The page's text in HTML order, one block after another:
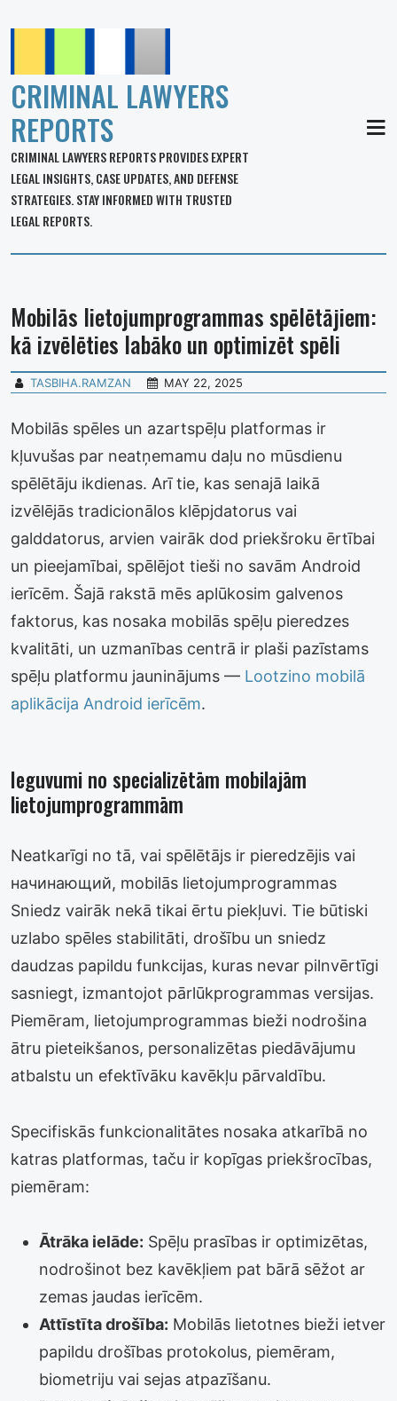
CRIMINAL LAWYERS
REPORTS
CRIMINAL LAWYERS REPORTS PROVIDES EXPERT
LEGAL INSIGHTS, CASE UPDATES, AND DEFENSE
STRATEGIES. STAY INFORMED WITH TRUSTED
LEGAL REPORTS.
Mobilās lietojumprogrammas spēlētājiem:
kā izvēlēties labāko un optimizēt spēli
TASBIHA.RAMZAN MAY 22, 2025
Mobilās spēles un azartspēļu platformas ir
kļuvušas par neatņemamu daļu no mūsdienu
spēlētāju ikdienas. Arī tie, kas senajā laikā
izvēlējās tradicionālos klēpjdatorus vai
galddatorus, arvien vairāk dod priekšroku ērtībai
un pieejamībai, spēlējot tieši no savām Android
ierīcēm. Šajā rakstā mēs aplūkosim galvenos
faktorus, kas nosaka mobilās spēļu pieredzes
kvalitāti, un uzmanības centrā ir plaši pazīstams
spēļu platformu jauninājums — Lootzino mobilā
aplikācija Android ierīcēm.
Ieguvumi no specializētām mobilajām
lietojumprogrammām
Neatkarīgi no tā, vai spēlētājs ir pieredzējis vai
начинающий, mobilās lietojumprogrammas
Sniedz vairāk nekā tikai ērtu piekļuvi. Tie būtiski
uzlabo spēles stabilitāti, drošību un sniedz
daudzas papildu funkcijas, kuras nevar pilnvērtīgi
sasniegt, izmantojot pārlūkprogrammas versijas.
Piemēram, lietojumprogrammas bieži nodrošina
ātru pieteikšanos, personalizētas piedāvājumu
atbalstu un efektīvāku kavēkļu pārvaldību.
Specifiskās funkcionalitātes nosaka atkarībā no
katras platformas, taču ir kopīgas priekšrocības,
piemēram:
Ātrāka ielāde: Spēļu prasības ir optimizētas,
nodrošinot bez kavēkļiem pat bārā sēžot ar
zemas jaudas ierīcēm.
Attīstīta drošība: Mobilās lietotnes bieži ietver
papildu drošības protokolus, piemēram,
biometriju vai sejas atpazīšanu.